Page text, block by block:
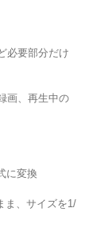
必要部分だけ
画、再生中の
に変換
ま、サイズを1/